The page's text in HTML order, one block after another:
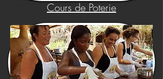
Cours de Poterie